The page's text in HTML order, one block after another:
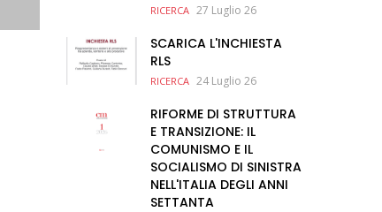
RICERCA 27 Luglio 26
SCARICA L'INCHIESTA
RLS
RICERCA 24 Luglio 26
RIFORME DI STRUTTURA
E TRANSIZIONE: IL
COMUNISMO E IL
SOCIALISMO DI SINISTRA
NELL'ITALIA DEGLI ANNI
SETTANTA